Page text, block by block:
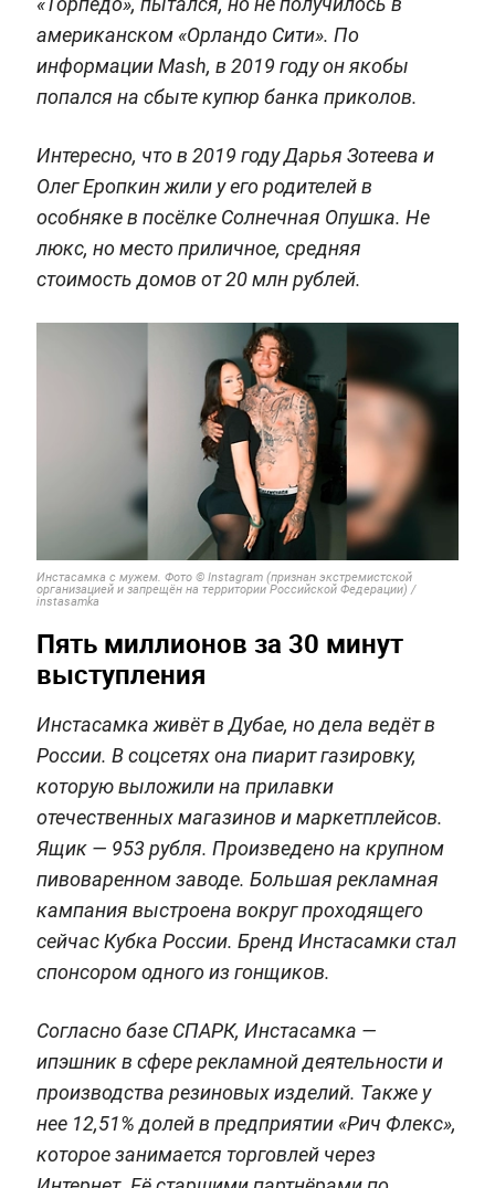
американском «Орландо Сити». По
информации Mash, в 2019 году он якобы
попался на сбыте купюр банка приколов.
Интересно, что в 2019 году Дарья Зотеева и
Олег Еропкин жили у его родителей в
особняке в посёлке Солнечная Опушка. Не
люкс, но место приличное, средняя
стоимость домов от 20 млн рублей.
Инстасамка с мужем. Фото © Instagram (признан экстремистской
организацией и запрещён на территории Российской Федерации) /
instasamka
Пять миллионов за 30 минут
выступления
Инстасамка живёт в Дубае, но дела ведёт в
России. В соцсетях она пиарит газировку,
которую выложили на прилавки
отечественных магазинов и маркетплейсов.
Ящик — 953 рубля. Произведено на крупном
пивоваренном заводе. Большая рекламная
кампания выстроена вокруг проходящего
сейчас Кубка России. Бренд Инстасамки стал
спонсором одного из гонщиков.
Согласно базе СПАРК, Инстасамка —
ипэшник в сфере рекламной деятельности и
производства резиновых изделий. Также у
нее 12,51% долей в предприятии «Рич Флекс»,
которое занимается торговлей через